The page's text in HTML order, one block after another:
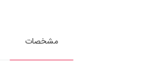
مشخصات